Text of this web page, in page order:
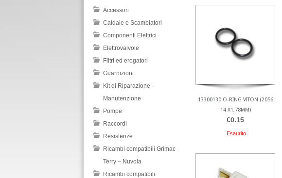
13300130 O-RING VITON (2056
14 X1,78MM)
€0.15
Esaurito
Accessori
Caldaie e Scambiatori
Componenti Elettrici
Elettrovalvole
Filtri ed erogatori
Guarnizioni
Kit di Riparazione –
Manutenzione
Pompe
Raccordi
Resistenze
Ricambi compatibili Grimac
Terry – Nuvola
Ricambi compatibili